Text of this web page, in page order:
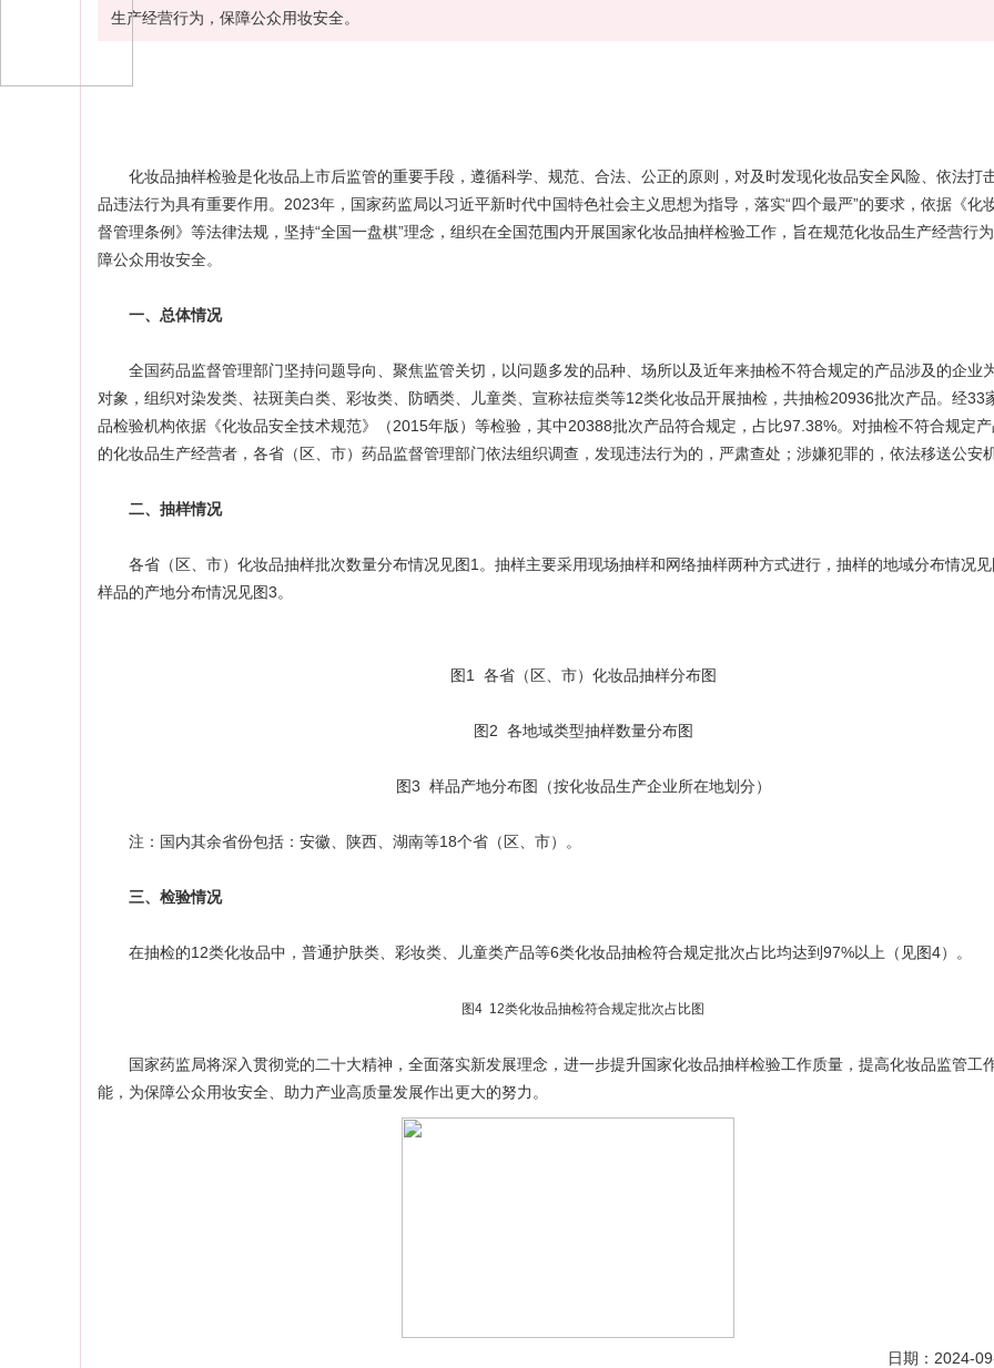
生产经营行为，保障公众用妆安全。
化妆品抽样检验是化妆品上市后监管的重要手段，遵循科学、规范、合法、公正的原则，对及时发现化妆品安全风险 、依法打
品违法行为具有重要作用。2023年，国家药监局以习近平新时代中国特色社会主义思想为指导，落实“四个最严”的要求，依据《化
督管理条例》等法律法规，坚持“全国一盘棋”理念，组织在全国范围内开展国家化妆品抽样检验工作，旨在规范化妆品生产经营行
障公众用妆安全。
一、总体情况
全国药品监督管理部门坚持问题导向、聚焦监管关切，以问题多发的品种、场所以及近年来抽检不符合规定的产品涉及的企业
对象，组织对染发类、祛斑美白类、彩妆类、防晒类、儿童类、宣称祛痘类等12类化妆品开展抽检，共抽检20936批次产品。经33
品检验机构依据《化妆品安全技术规范》（2015年版）等检验，其中20388批次产品符合规定，占比97.38%。对抽检不符合规定
的化妆品生产经营者，各省（区、市）药品监督管理部门依法组织调查，发现违法行为的，严肃查处；涉嫌犯罪的，依法移送公安
二、抽样情况
各省（区、市）化妆品抽样批次数量分布情况见图1。抽样主要采用现场抽样和网络抽样两种方式进行，抽样的地域分布情况
样品的产地分布情况见图3。
图1 各省（区、市）化妆品抽样分布图
图2 各地域类型抽样数量分布图
图3 样品产地分布图（按化妆品生产企业所在地划分）
注：国内其余省份包括：安徽、陕西、湖南等18个省（区、市）。
三、检验情况
在抽检的12类化妆品中，普通护肤类、彩妆类、儿童类产品等6类化妆品抽检符合规定批次占比均达到97%以上（见图4）。
图4 12类化妆品抽检符合规定批次占比图
国家药监局将深入贯彻党的二十大精神，全面落实新发展理念，进一步提升国家化妆品抽样检验工作质量，提高化妆品监管工
能，为保障公众用妆安全、助力产业高质量发展作出更大的努力。
日期： 2024-